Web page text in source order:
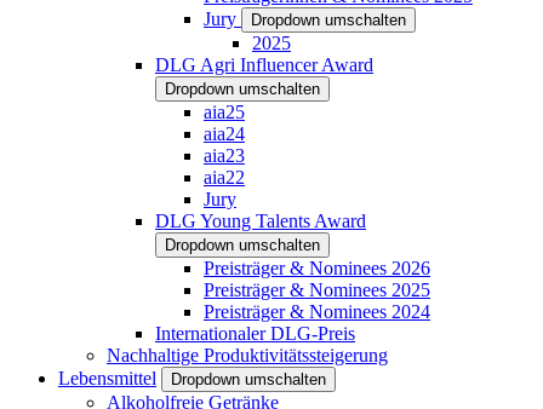
Jury
Dropdown umschalten
2025
DLG Agri Influencer Award
Dropdown umschalten
aia25
aia24
aia23
aia22
Jury
DLG Young Talents Award
Dropdown umschalten
Preisträger & Nominees 2026
Preisträger & Nominees 2025
Preisträger & Nominees 2024
Internationaler DLG-Preis
Nachhaltige Produktivitätssteigerung
Lebensmittel
Dropdown umschalten
Alkoholfreie Getränke